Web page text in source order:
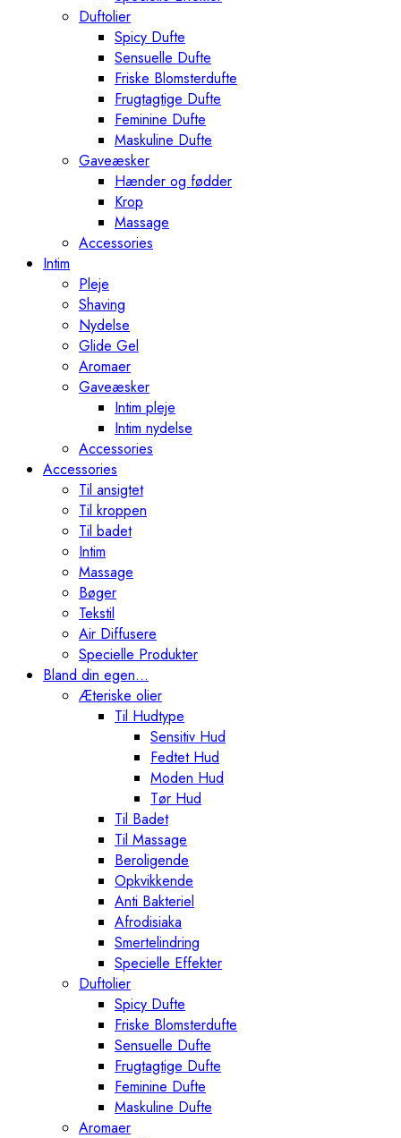
Duftolier
Spicy Dufte
Sensuelle Dufte
Friske Blomsterdufte
Frugtagtige Dufte
Feminine Dufte
Maskuline Dufte
Gaveæsker
Hænder og fødder
Krop
Massage
Accessories
Intim
Pleje
Shaving
Nydelse
Glide Gel
Aromaer
Gaveæsker
Intim pleje
Intim nydelse
Accessories
Accessories
Til ansigtet
Til kroppen
Til badet
Intim
Massage
Bøger
Tekstil
Air Diffusere
Specielle Produkter
Bland din egen…
Æteriske olier
Til Hudtype
Sensitiv Hud
Fedtet Hud
Moden Hud
Tør Hud
Til Badet
Til Massage
Beroligende
Opkvikkende
Anti Bakteriel
Afrodisiaka
Smertelindring
Specielle Effekter
Duftolier
Spicy Dufte
Friske Blomsterdufte
Sensuelle Dufte
Frugtagtige Dufte
Feminine Dufte
Maskuline Dufte
Aromaer